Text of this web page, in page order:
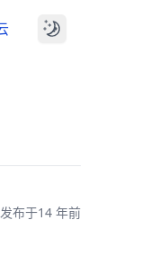
发布于14 年前